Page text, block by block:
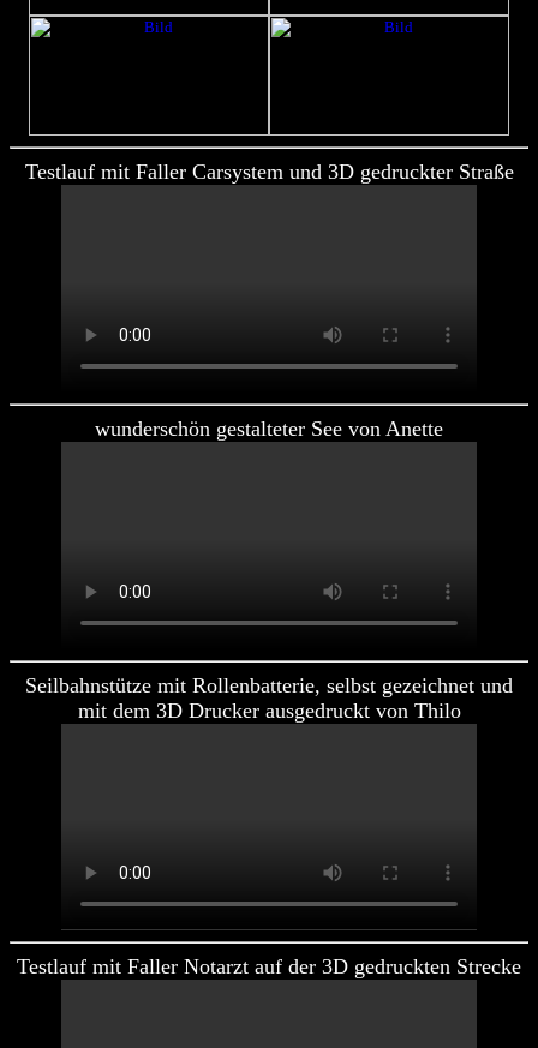
Testlauf mit Faller Carsystem und 3D gedruckter Straße
wunderschön gestalteter See von Anette
Seilbahnstütze mit Rollenbatterie, selbst gezeichnet und
mit dem 3D Drucker ausgedruckt von Thilo
Testlauf mit Faller Notarzt auf der 3D gedruckten Strecke